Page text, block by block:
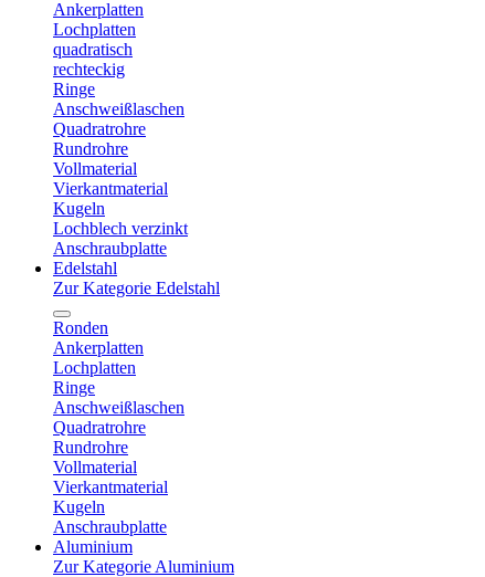
Ankerplatten
Lochplatten
quadratisch
rechteckig
Ringe
Anschweißlaschen
Quadratrohre
Rundrohre
Vollmaterial
Vierkantmaterial
Kugeln
Lochblech verzinkt
Anschraubplatte
Edelstahl
Zur Kategorie Edelstahl
Ronden
Ankerplatten
Lochplatten
Ringe
Anschweißlaschen
Quadratrohre
Rundrohre
Vollmaterial
Vierkantmaterial
Kugeln
Anschraubplatte
Aluminium
Zur Kategorie Aluminium